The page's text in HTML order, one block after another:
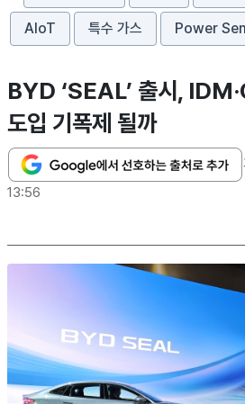
AIoT 특수 가스 Power
BYD ‘SEAL’ 출시,
도입 기폭제 될까
13:56